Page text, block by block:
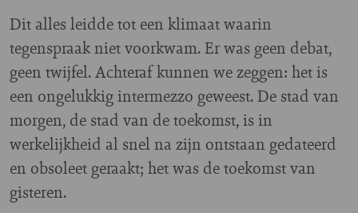
Dit alles leidde tot een klimaat waarin
tegenspraak niet voorkwam. Er was geen debat,
geen twijfel. Achteraf kunnen we zeggen: het is
een ongelukkig intermezzo geweest. De stad van
morgen, de stad van de toekomst, is in
werkelijkheid al snel na zijn ontstaan gedateerd
en obsoleet geraakt; het was de toekomst van
gisteren.